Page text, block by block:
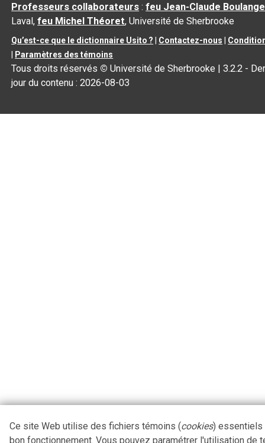
Professeurs collaborateurs :feu Jean-Claude
Laval,feu Michel Théoret, Université de Sherbrooke
Qu’est-ce que le dictionnaire Usito ? Contactez-nous
Paramètres des témoins
Tous droits réservés © Université de Sherbrooke |3.2.2 -
jour du contenu :2026-08-03
Ce site Web utilise des fichiers témoins (cookies) essentiels
bon fonctionnement. Vous pouvez paramétrer l'utilisation de